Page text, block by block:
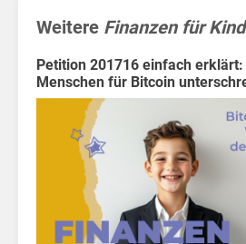
Weitere Finanzen für
Petition 201716 einfach
Menschen für Bitcoin